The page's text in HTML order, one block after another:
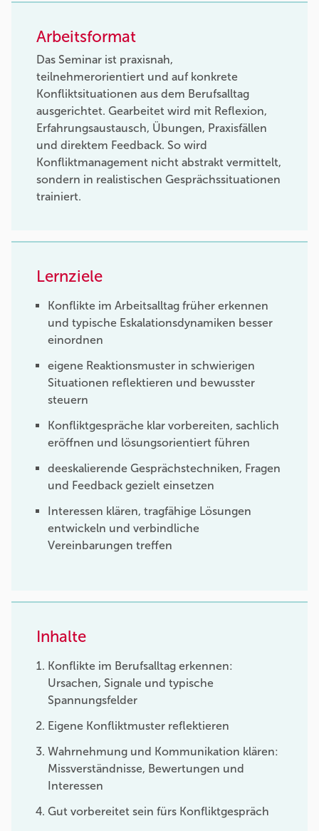
Arbeitsformat
Das Seminar ist praxisnah,
teilnehmerorientiert und auf konkrete
Konfliktsituationen aus dem Berufsalltag
ausgerichtet. Gearbeitet wird mit Reflexion,
Erfahrungsaustausch, Übungen, Praxisfällen
und direktem Feedback. So wird
Konfliktmanagement nicht abstrakt vermittelt,
sondern in realistischen Gesprächssituationen
trainiert.
Lernziele
Konflikte im Arbeitsalltag früher erkennen
und typische Eskalationsdynamiken besser
einordnen
eigene Reaktionsmuster in schwierigen
Situationen reflektieren und bewusster
steuern
Konfliktgespräche klar vorbereiten, sachlich
eröffnen und lösungsorientiert führen
deeskalierende Gesprächstechniken, Fragen
und Feedback gezielt einsetzen
Interessen klären, tragfähige Lösungen
entwickeln und verbindliche
Vereinbarungen treffen
Inhalte
Konflikte im Berufsalltag erkennen:
Ursachen, Signale und typische
Spannungsfelder
Eigene Konfliktmuster reflektieren
Wahrnehmung und Kommunikation klären:
Missverständnisse, Bewertungen und
Interessen
Gut vorbereitet sein fürs Konfliktgespräch